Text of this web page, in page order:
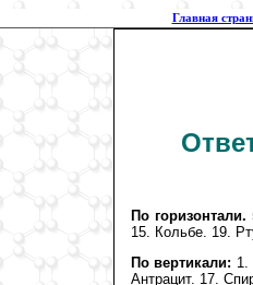
Главная
По горизонтали.
15. Кольбе. 19.
По вертикали: 1.
Антрацит. 17.